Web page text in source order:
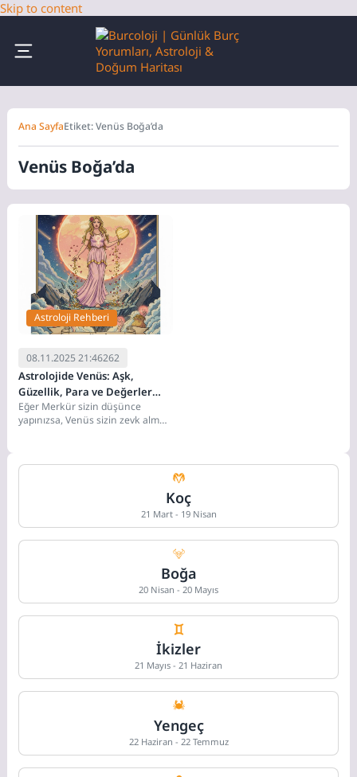
Skip to content
Ana SayfaEtiket: Venüs Boğa’da
Venüs Boğa’da
Astroloji Rehberi
08.11.2025 21:46262
Astrolojide Venüs: Aşk,
Güzellik, Para ve Değerler
Gezegeni
Eğer Merkür sizin düşünce
yapınızsa, Venüs sizin zevk alma
Koç
21 Mart - 19 Nisan
Boğa
20 Nisan - 20 Mayıs
İkizler
21 Mayıs - 21 Haziran
Yengeç
22 Haziran - 22 Temmuz